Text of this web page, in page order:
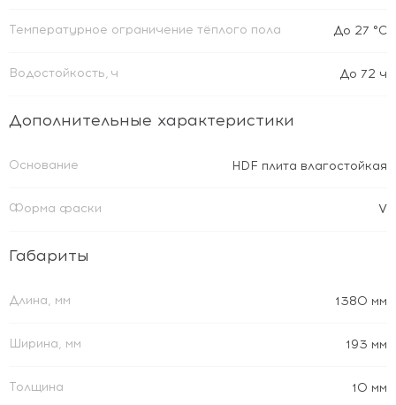
Температурное ограничение тёплого пола До 27 °C
Водостойкость, ч До 72 ч
Дополнительные характеристики
Основание HDF плита влагостойкая
Форма фаски V
Габариты
Длина, мм 1380 мм
Ширина, мм 193 мм
Толщина 10 мм